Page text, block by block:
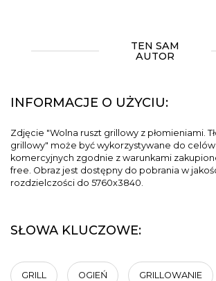
TEN SAM
AUTOR
INFORMACJE O UŻYCIU:
Zdjęcie "Wolna ruszt grillowy z płomieniami.
grillowy" może być wykorzystywane do
komercyjnych zgodnie z warunkami
free. Obraz jest dostępny do pobrania w
rozdzielczości do 5760x3840.
SŁOWA KLUCZOWE:
GRILL OGIEŃ GRILLOWANIE